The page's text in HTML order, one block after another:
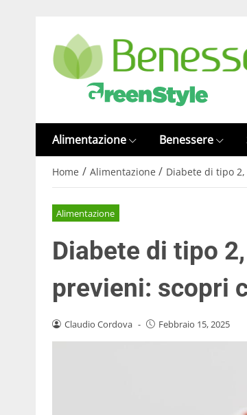
Alimentazione Benessere
Home / Alimentazione / Diabete di tipo
Alimentazione
Diabete di tipo
previeni: scopri
Claudio Cordova - Febbraio 15, 2025